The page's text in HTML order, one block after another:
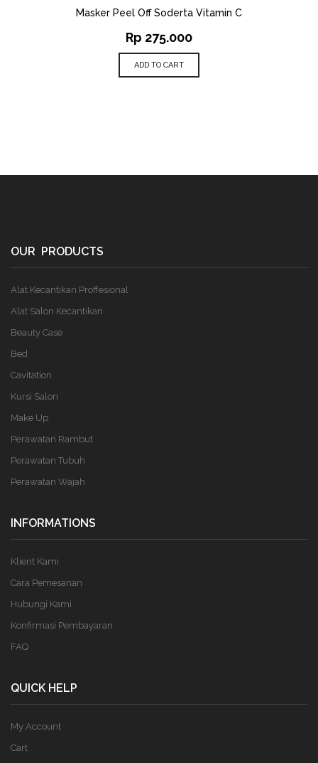
Masker Peel Off Soderta Vitamin C
Rp 275.000
ADD TO CART
OUR PRODUCTS
Alat Kecantikan Proffesional
Alat Salon Kecantikan
Beauty Case
Bed
Cavitation
Kursi Salon
Make Up
Perawatan Rambut
Perawatan Tubuh
Perawatan Wajah
INFORMATIONS
Klient Kami
Cara Pemesanan
Hubungi Kami
Konfirmasi Pembayaran
FAQ
QUICK HELP
My Account
Cart